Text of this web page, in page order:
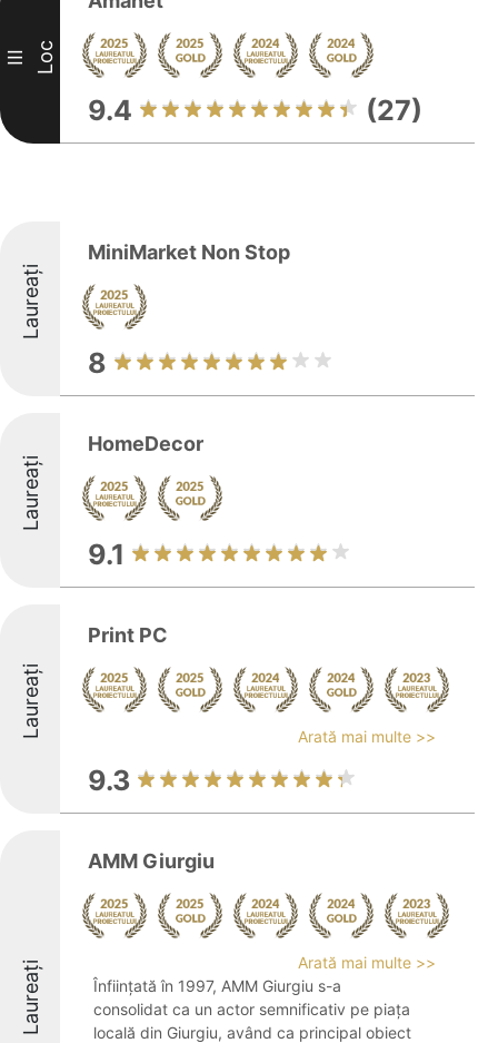
III Loc
9.4 (27)
Laureați
MiniMarket Non Stop
8
Laureați
HomeDecor
9.1
Laureați
Print PC
Arată mai multe >>
9.3
Laureați
AMM Giurgiu
Arată mai multe >>
Înființată în 1997, AMM Giurgiu s-a
consolidat ca un actor semnificativ pe piața
locală din Giurgiu, având ca principal obiect